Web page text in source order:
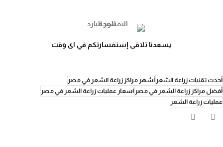
يسعدنا تلاقى إستفسارتكم في اى وقت
أحدث تقنيات زراعة الشعر أشهر مراكز زراعة الشعر في مصر
أفضل مراكز زراعة الشعر في مصر اسعار عمليات زراعة الشعر في مصر
عمليات زراعة الشعر